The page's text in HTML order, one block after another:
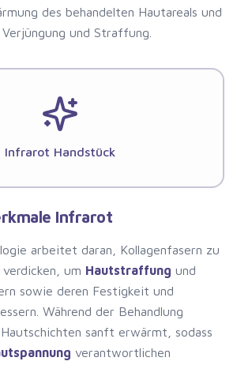
des behandelten Hautareals und
und Straffung.
Infrarot Handstück
Infrarot
arbeitet daran, Kollagenfasern zu
um Hautstraffung und
sowie deren Festigkeit und
Während der Behandlung
sanft erwärmt, sodass
verantwortlichen